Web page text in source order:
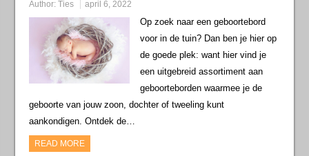
Author:Ties april 6, 2022
Op zoek naar een geboortebord
voor in de tuin? Dan ben je hier op
de goede plek: want hier vind je
een uitgebreid assortiment aan
geboorteborden waarmee je de
geboorte van jouw zoon, dochter of tweeling kunt
aankondigen. Ontdek de…
READ MORE